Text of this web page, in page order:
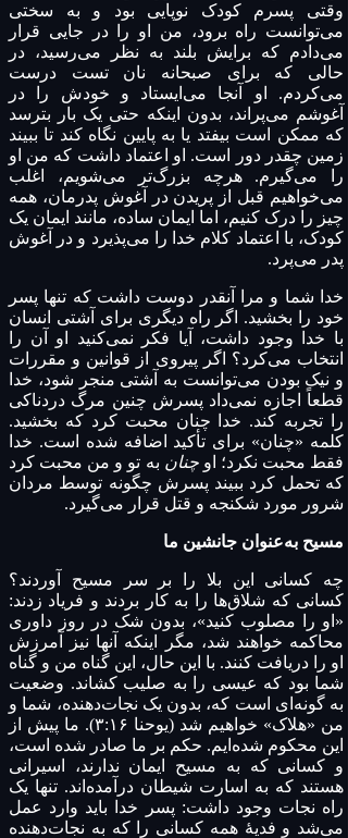
وقتی پسرم کودک نوپایی بود و به سختی
می‌توانست راه برود، من او را در جایی قرار
می‌دادم که برایش بلند به نظر می‌رسید، در
حالی که برای صبحانه نان تست درست
می‌کردم. او آنجا می‌ایستاد و خودش را در
آغوشم می‌پراند، بدون اینکه حتی یک بار بترسد
که ممکن است بیفتد یا به پایین نگاه کند تا ببیند
زمین چقدر دور است. او اعتماد داشت که من او
را می‌گیرم. هرچه بزرگ‌تر می‌شویم، اغلب
می‌خواهیم قبل از پریدن در آغوش پدرمان، همه
چیز را درک کنیم، اما ایمان ساده، مانند ایمان یک
کودک، با اعتماد کلام خدا را می‌پذیرد و در آغوش
پدر می‌پرد.
خدا شما و مرا آنقدر دوست داشت که تنها پسر
خود را بخشید. اگر راه دیگری برای آشتی انسان
با خدا وجود داشت، آیا فکر نمی‌کنید او آن را
انتخاب می‌کرد؟ اگر پیروی از قوانین و مقررات
و نیک بودن می‌توانست به آشتی منجر شود، خدا
قطعاً اجازه نمی‌داد پسرش چنین مرگ دردناکی
را تجربه کند. خدا چنان محبت کرد که بخشید.
کلمه «چنان» برای تأکید اضافه شده است. خدا
فقط محبت نکرد؛ اوچنان به تو و من محبت کرد
که تحمل کرد ببیند پسرش چگونه توسط مردان
شرور مورد شکنجه و قتل قرار می‌گیرد.
مسیح به‌عنوان جانشین ما
چه کسانی این بلا را بر سر مسیح آوردند؟
کسانی که شلاق‌ها را به کار بردند و فریاد زدند:
«او را مصلوب کنید»، بدون شک در روز داوری
محاکمه خواهند شد، مگر اینکه آنها نیز آمرزش
او را دریافت کنند. با این حال، این گناه من و گناه
شما بود که عیسی را به صلیب کشاند. وضعیت
به گونه‌ای است که، بدون یک نجات‌دهنده، شما و
من «هلاک» خواهیم شد (یوحنا ۳:۱۶). ما پیش از
این محکوم شده‌ایم. حکم بر ما صادر شده است،
و کسانی که به مسیح ایمان ندارند، اسیرانی
هستند که به اسارت شیطان درآمده‌اند. تنها یک
راه نجات وجود داشت: پسر خدا باید وارد عمل
می‌شد و فدیهٔ همه کسانی را که به نجات‌دهنده